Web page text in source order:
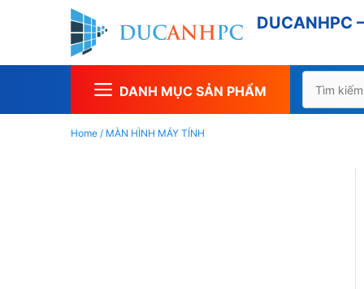
DUCANHPC
DANH MỤC SẢN PHẨM
Tìm
kiếm
cho:
Home / MÀN HÌNH MÁY TÍNH